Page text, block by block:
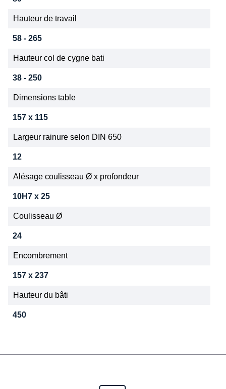
Hauteur de travail
58 - 265
Hauteur col de cygne bati
38 - 250
Dimensions table
157 x 115
Largeur rainure selon DIN 650
12
Alésage coulisseau Ø x profondeur
10H7 x 25
Coulisseau Ø
24
Encombrement
157 x 237
Hauteur du bâti
450